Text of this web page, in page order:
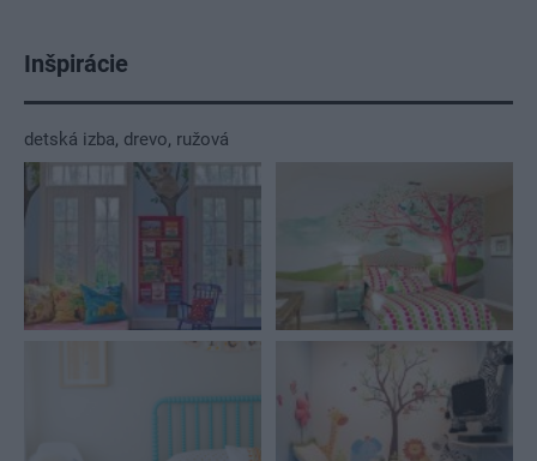
Inšpirácie
detská izba, drevo, ružová